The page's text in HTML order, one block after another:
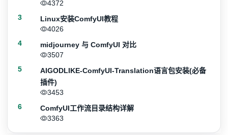
4372
3
Linux安装ComfyUI教程
4026
4
midjourney 与 ComfyUI 对比
3507
5
AIGODLIKE-ComfyUI-Translation语言包安装(必备
插件)
3453
6
ComfyUI工作流目录结构详解
3363